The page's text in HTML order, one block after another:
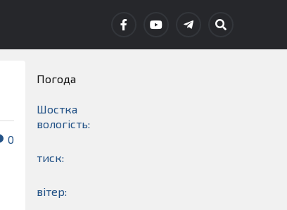
0
Погода
Шостка
вологість:
тиск:
вітер: